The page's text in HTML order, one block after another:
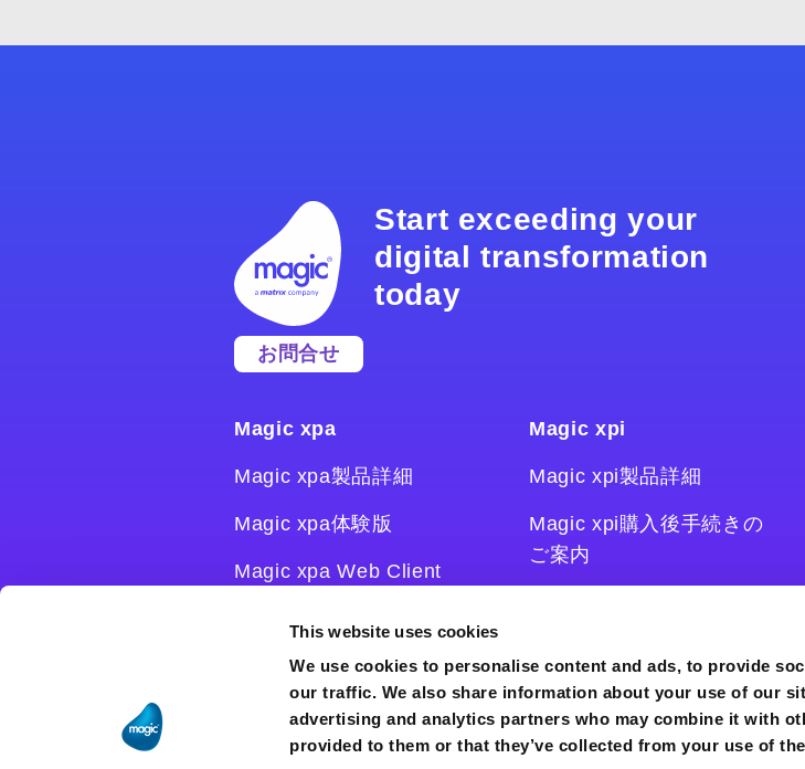
This website uses cookies
We use cookies to personalise content and ads, to provide
our traffic. We also share information about your use of our
advertising and analytics partners who may combine it with
provided to them or that they’ve collected from your use of
Start exceeding your
digital transformation
today
お問合せ
Magic xpa
Magic xpa製品詳細
Magic xpa体験版
Magic xpa Web Client
ユーザー登録/ライセンス発
Magic xpi
Magic xpi製品詳細
Magic xpi購入後手続きの
ご案内